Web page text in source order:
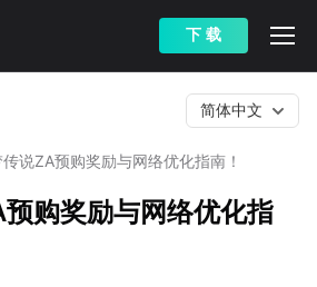
下 载
说ZA预购奖励与网络优化指南！
简体中文
购奖励与网络优化指